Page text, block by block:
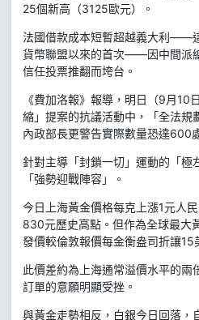
25個新高（3125歐元）。
法國借款成本短暫超越義大利——
貨幣聯盟以來的首次——因中間派
信任投票推翻而垮台。
《費加洛報》報導，明日（9月10
縮」提案的抗議活動中，「全法規
內政部長更警告實際數量恐達600
針對主導「封鎖一切」運動的「極
「強勢迎戰陣容」。
今日上海黃金價格每克上漲1元人
830元歷史高點。但作為全球最大
發價較倫敦報價每金衡盎司折讓15
此價差約為上海通常溢價水平的兩
訂單的意願明顯受挫。
與黃金走勢相反，白銀今日回落，